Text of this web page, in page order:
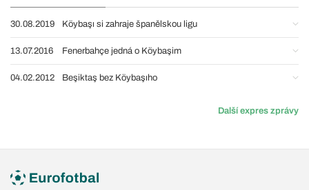
30.08.2019 Köybaşı si zahraje španělskou ligu
13.07.2016 Fenerbahçe jedná o Köybaşim
04.02.2012 Beşiktaş bez Köybaşıho
Další expres zprávy